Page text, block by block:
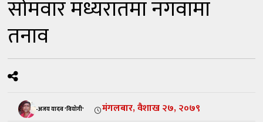
सोमवार मध्यरातमा नगवामा
तनाव
-अजय यादव 'वियोगी' मंगलबार, वैशाख २७, २०७९